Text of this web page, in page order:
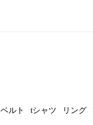
ベルト tシャツ リング